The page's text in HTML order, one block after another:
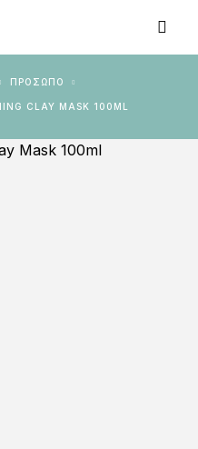
ΠΡΟΣΩΠΟ
CLAY MASK 100ML